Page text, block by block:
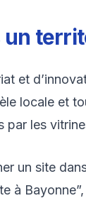
un
et
locale et
les
un site
à